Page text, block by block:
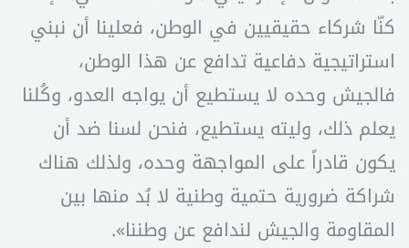
كنّا شركاء حقيقيين في الوطن، فعلينا أن نبني
استراتيجية دفاعية تدافع عن هذا الوطن،
فالجيش وحده لا يستطيع أن يواجه العدو، وكُلنا
يعلم ذلك، وليته يستطيع، فنحن لسنا ضد أن
يكون قادراً على المواجهة وحده، ولذلك هناك
شراكة ضرورية حتمية وطنية لا بُد منها بين
المقاومة والجيش لندافع عن وطننا».